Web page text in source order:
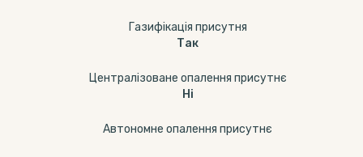
Газифікація присутня
Так
Централізоване опалення присутнє
Ні
Автономне опалення присутнє